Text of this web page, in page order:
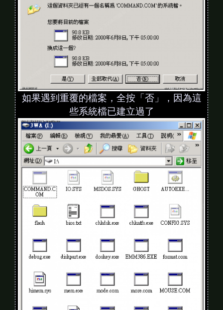
如果遇到重覆的檔案，全按「否」，因為這
些系統檔已建立過了